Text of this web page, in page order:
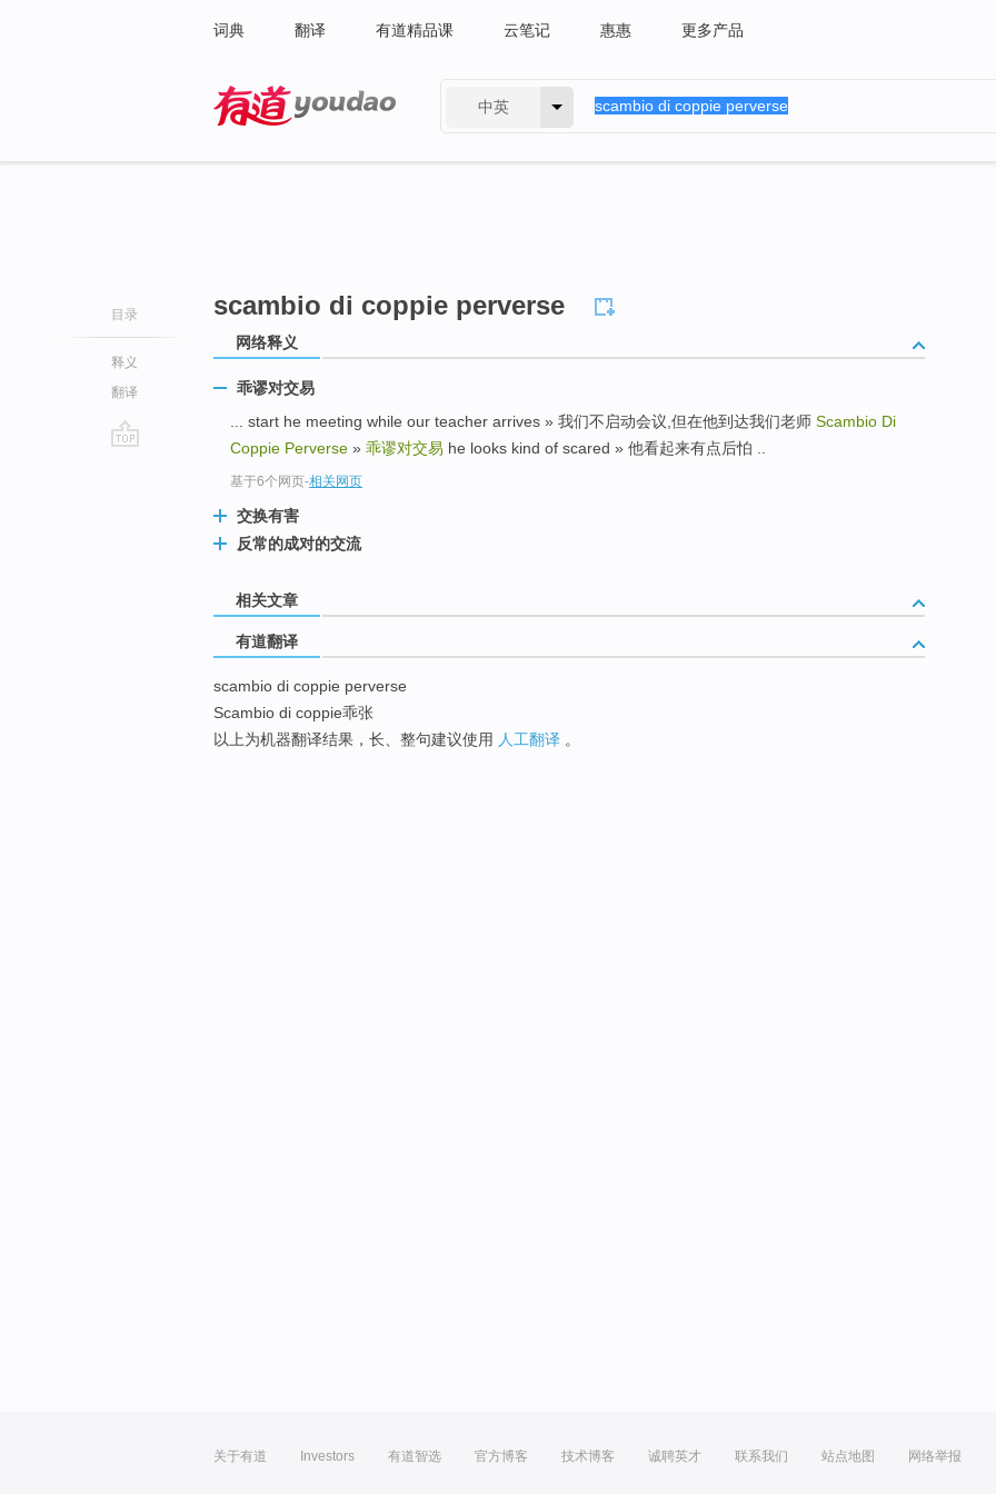
词典 翻译 有道精品课 云笔记 惠惠 更多产品
中英
目录
释义
翻译
scambio di coppie perverse
网络释义
乖谬对交易
... start he meeting while our teacher arrives » 我们不启动会议,但在他到达我们老师 Scambio Di
Coppie Perverse » 乖谬对交易 he looks kind of scared » 他看起来有点后怕 ..
基于6个网页-相关网页
交换有害
反常的成对的交流
相关文章
有道翻译
scambio di coppie perverse
Scambio di coppie乖张
以上为机器翻译结果，长、整句建议使用 人工翻译 。
关于有道 Investors 有道智选 官方博客 技术博客 诚聘英才 联系我们 站点地图 网络举报